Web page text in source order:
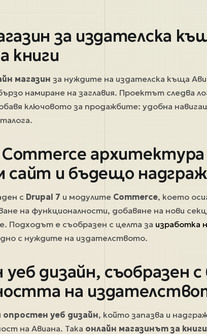
за издателска
книги
магазин за нуждите на издателска къща
намиране на заглавия. Проектът следва
ключовото за продажбите: удобна
Commerce архитектура
сайт и бъдещо
с Drupal 7 и модулите Commerce, което
на функционалности, добавяне на нови
Подходът е съобразен с целта за изработка
с нуждите на издателството.
дизайн, съобразен с
на
опростен уеб дизайн, който запазва и
на Авиана. Така онлайн магазинът за книги